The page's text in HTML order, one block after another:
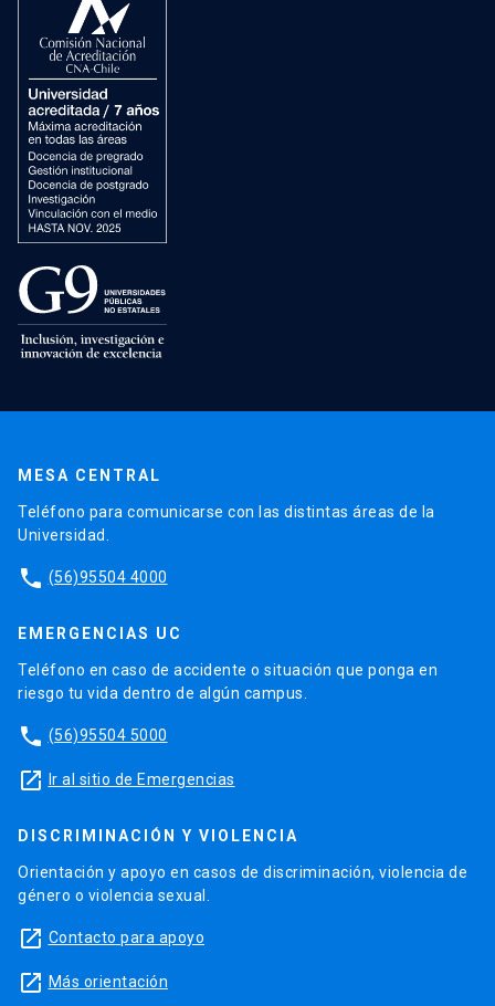
MESA CENTRAL
Teléfono para comunicarse con las distintas áreas de la
Universidad.
phone (56)95504 4000
EMERGENCIAS UC
Teléfono en caso de accidente o situación que ponga en
riesgo tu vida dentro de algún campus.
phone (56)95504 5000
launch Ir al sitio de Emergencias
DISCRIMINACIÓN Y VIOLENCIA
Orientación y apoyo en casos de discriminación, violencia de
género o violencia sexual.
launch Contacto para apoyo
launch Más orientación